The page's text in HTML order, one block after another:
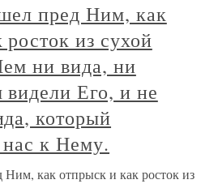
пред Ним, как
из сухой
ни вида, ни
Его, и не
который
к Нему.
как отпрыск и как росток из